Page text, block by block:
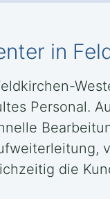
in
Personal.
die